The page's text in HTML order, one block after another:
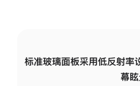
标准玻璃面板采用低反射率
幕眩